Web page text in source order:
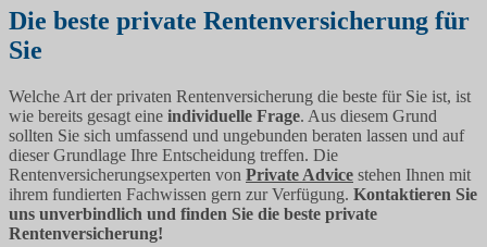
Die beste private Rentenversicherung für
Sie
Welche Art der privaten Rentenversicherung die beste für Sie ist, ist
wie bereits gesagt eine individuelle Frage. Aus diesem Grund
sollten Sie sich umfassend und ungebunden beraten lassen und auf
dieser Grundlage Ihre Entscheidung treffen. Die
Rentenversicherungsexperten von Private Advice stehen Ihnen mit
ihrem fundierten Fachwissen gern zur Verfügung. Kontaktieren Sie
uns unverbindlich und finden Sie die beste private
Rentenversicherung!